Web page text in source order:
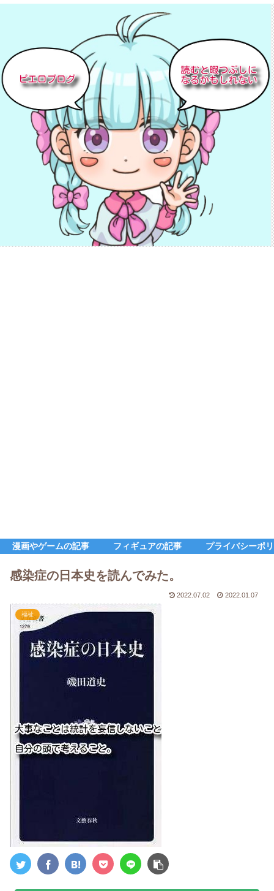
漫画やゲームの記事 フィギュアの記事 プライバシーポ
感染症の日本史を読んでみた。
2022.07.02 2022.01.07
福祉